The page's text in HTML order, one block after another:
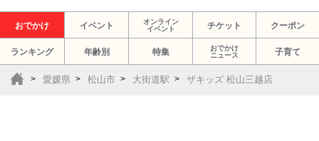
おでかけ イベント
オンライン
イベント
チケット クーポン
ランキング 年齢別 特集
おでかけ
ニュース
子育て
愛媛県 松山市 大街道駅 ザキッズ 松山三越店